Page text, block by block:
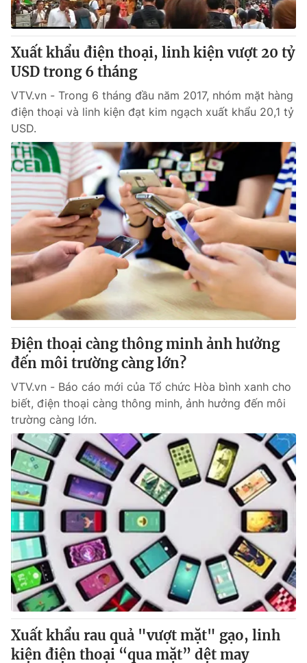
Xuất khẩu điện thoại, linh kiện vượt 20 tỷ
USD trong 6 tháng
VTV.vn - Trong 6 tháng đầu năm 2017, nhóm mặt hàng
điện thoại và linh kiện đạt kim ngạch xuất khẩu 20,1 tỷ
USD.
Điện thoại càng thông minh ảnh hưởng
đến môi trường càng lớn?
VTV.vn - Báo cáo mới của Tổ chức Hòa bình xanh cho
biết, điện thoại càng thông minh, ảnh hưởng đến môi
trường càng lớn.
Xuất khẩu rau quả "vượt mặt" gạo, linh
kiện điện thoại “qua mặt” dệt may